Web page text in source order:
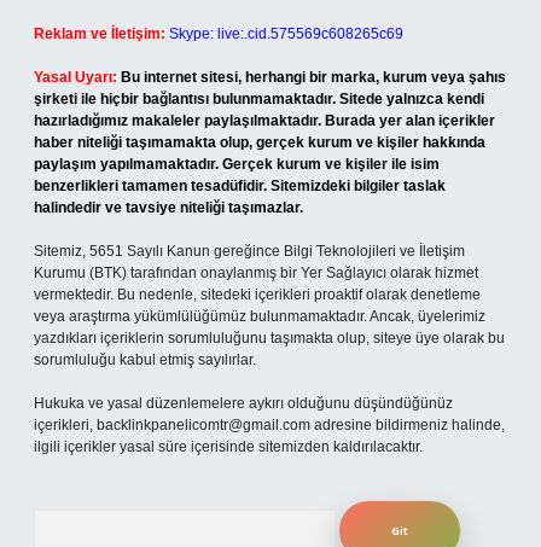
Reklam ve İletişim: Skype: live:.cid.575569c608265c69
Yasal Uyarı: Bu internet sitesi, herhangi bir marka, kurum veya şahıs
şirketi ile hiçbir bağlantısı bulunmamaktadır. Sitede yalnızca kendi
hazırladığımız makaleler paylaşılmaktadır. Burada yer alan içerikler
haber niteliği taşımamakta olup, gerçek kurum ve kişiler hakkında
paylaşım yapılmamaktadır. Gerçek kurum ve kişiler ile isim
benzerlikleri tamamen tesadüfidir. Sitemizdeki bilgiler taslak
halindedir ve tavsiye niteliği taşımazlar.
Sitemiz, 5651 Sayılı Kanun gereğince Bilgi Teknolojileri ve İletişim
Kurumu (BTK) tarafından onaylanmış bir Yer Sağlayıcı olarak hizmet
vermektedir. Bu nedenle, sitedeki içerikleri proaktif olarak denetleme
veya araştırma yükümlülüğümüz bulunmamaktadır. Ancak, üyelerimiz
yazdıkları içeriklerin sorumluluğunu taşımakta olup, siteye üye olarak bu
sorumluluğu kabul etmiş sayılırlar.
Hukuka ve yasal düzenlemelere aykırı olduğunu düşündüğünüz
içerikleri, backlinkpanelicomtr@gmail.com adresine bildirmeniz halinde,
ilgili içerikler yasal süre içerisinde sitemizden kaldırılacaktır.